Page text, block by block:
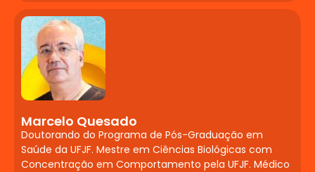
o eixo intestino-cérebro. Fitoterápicos e
nutracêuticos para transtornos
cognitivos, de humor e ansiedade.
Linguagem, Cognição
e Alfabetização
Transtornos do neurodesenvolvimento:
Transtorno Específico da Aprendizagem
(leitura, escrita e matemática). Cognição
Marcelo Quesado
Doutorando do Programa de Pós-Graduação em
Saúde da UFJF. Mestre em Ciências Biológicas com
Concentração em Comportamento pela UFJF. Médico